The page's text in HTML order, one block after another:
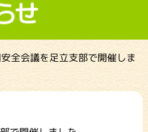
全会議を足立支部で開催しま